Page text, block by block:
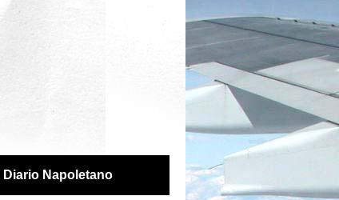
Diario Napoletano